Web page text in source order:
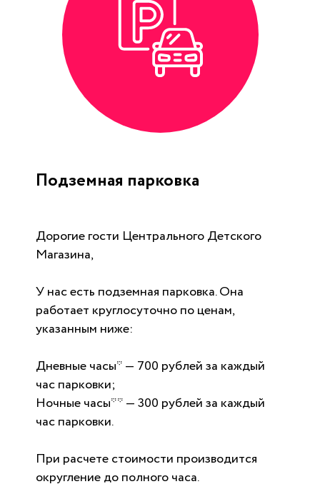
Подземная парковка
Дорогие гости Центрального Детского
Магазина,
У нас есть подземная парковка. Она
работает круглосуточно по ценам,
указанным ниже:
Дневные часы* — 700 рублей за каждый
час парковки;
Ночные часы** — 300 рублей за каждый
час парковки.
При расчете стоимости производится
округление до полного часа.